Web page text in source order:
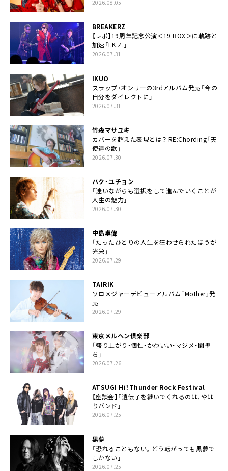
2026.08.05
BREAKERZ
【レポ】19周年記念公演＜19 BOX＞に軌跡と
加速「I.K.Z.」
2026.07.31
IKUO
スラップ・オンリーの3rdアルバム発売「今の
自分をダイレクトに」
2026.07.31
竹森マサユキ
カバーを超えた表現とは？ RE:Chording「天
使達の歌」
2026.07.30
パク・ユチョン
「迷いながらも選択をして進んでいくことが
人生の魅力」
2026.07.30
中島卓偉
「たったひとりの人生を狂わせられたほうが
光栄」
2026.07.29
TAIRIK
ソロメジャーデビューアルバム『Mother』発
売
2026.07.29
東京メルヘン倶楽部
「盛り上がり・個性・かわいい・マジメ・闇堕
ち」
2026.07.26
ATSUGI Hi！Thunder Rock Festival
【座談会】「遺伝子を継いでくれるのは、やは
りバンド」
2026.07.25
黒夢
「恐れることもない。どう転がっても黒夢で
しかない」
2026.07.25